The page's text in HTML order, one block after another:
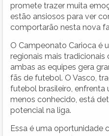
promete trazer muita
estão ansiosos para ver
comportarão nesta nova
O Campeonato Carioca é
regionais mais tradicionais
ambas as equipes gera
fãs de futebol. O Vasco,
futebol brasileiro, enfrenta
menos conhecido, está
potencial na liga.
Essa é uma oportunidade